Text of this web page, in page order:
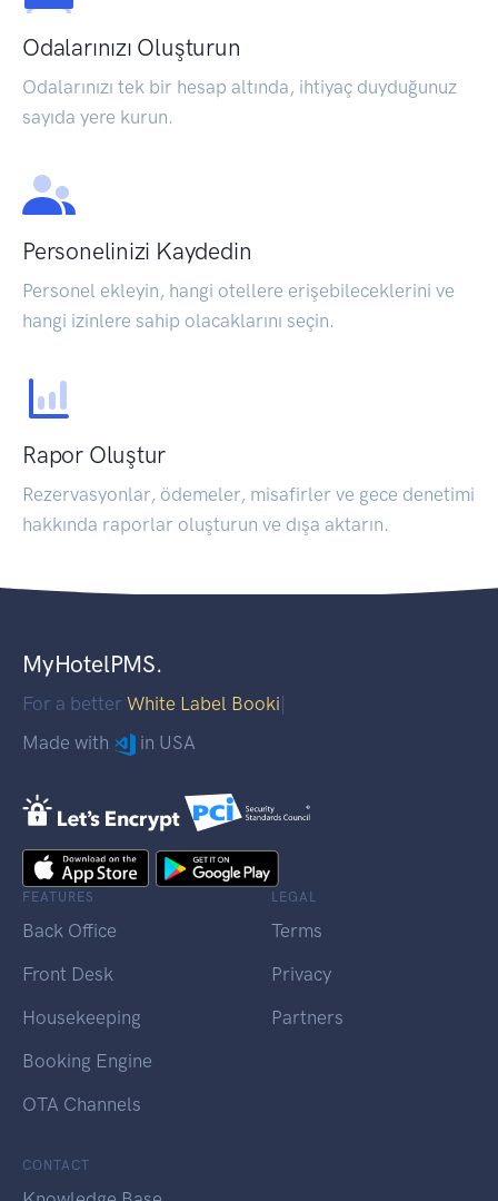
Odalarınızı Oluşturun
Odalarınızı tek bir hesap altında, ihtiyaç duyduğunuz
sayıda yere kurun.
Personelinizi Kaydedin
Personel ekleyin, hangi otellere erişebileceklerini ve
hangi izinlere sahip olacaklarını seçin.
Rapor Oluştur
Rezervasyonlar, ödemeler, misafirler ve gece denetimi
hakkında raporlar oluşturun ve dışa aktarın.
MyHotelPMS.
For a better White Label Booking
Made with
in USA
FEATURES
Back Office
Front Desk
Housekeeping
Booking Engine
OTA Channels
LEGAL
Terms
Privacy
Partners
CONTACT